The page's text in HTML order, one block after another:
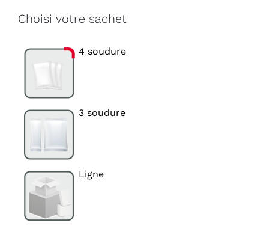
Choisi votre sachet
4 soudure
3 soudure
Ligne